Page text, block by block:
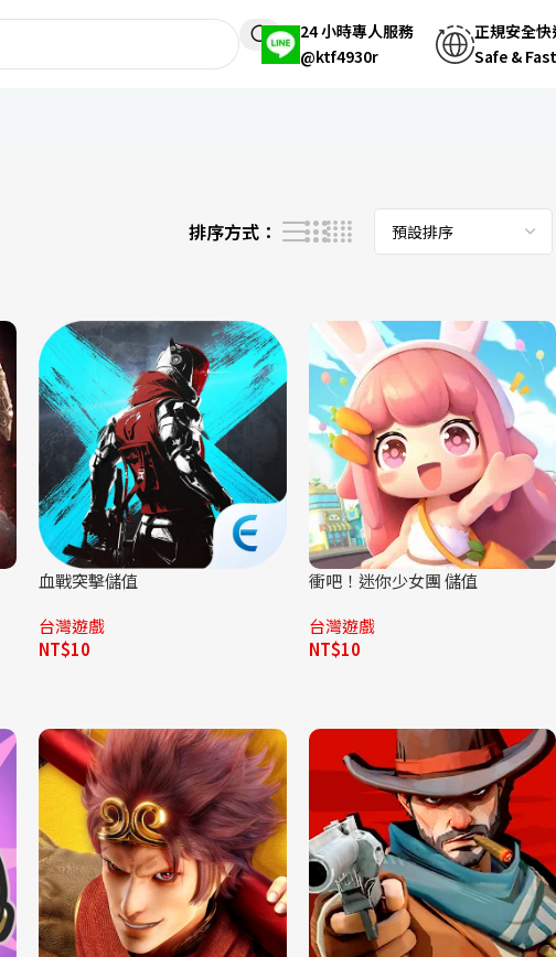
24 小時專人服務
@ktf4930r
正規安全快
Safe & Fast
排序方式：
血戰突擊儲值
台灣遊戲
NT$10
衝吧！迷你少女團 儲值
台灣遊戲
NT$10